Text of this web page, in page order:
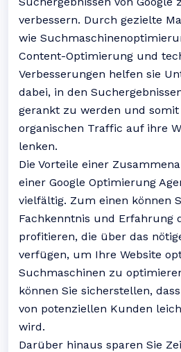
verbessern. Durch gezielte
wie
Content-Optimierung und
Verbesserungen helfen sie
dabei, in den
gerankt zu werden und
organischen Traffic auf ihre
lenken.
Die Vorteile einer
einer Google Optimierung
vielfältig. Zum einen können
Fachkenntnis und Erfahrung
profitieren, die über das
verfügen, um Ihre Website
Suchmaschinen zu
können Sie sicherstellen,
von potenziellen Kunden
wird.
Darüber hinaus sparen Sie